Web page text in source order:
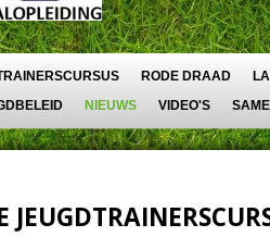
RODE DRAAD
NIEUWS VIDEO'S